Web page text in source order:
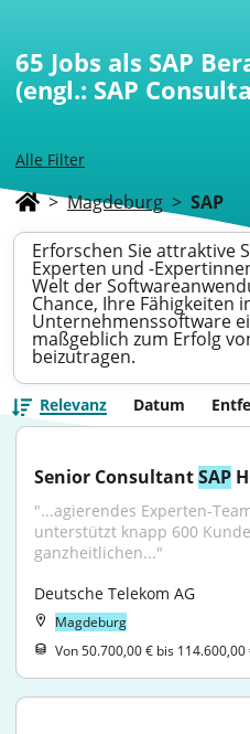
Alle Filter
65 Jobs als SAP
(engl.: SAP
> Magdeburg > SAP
Erforschen Sie attraktive
Experten und -
Welt der
Chance, Ihre Fähigkeiten
Unternehmenssoftware
maßgeblich zum Erfolg
beizutragen.
Relevanz Datum
Senior Consultant SAP
"...agierendes Experten-
unterstützt knapp 600
ganzheitlichen..."
Deutsche Telekom AG
Magdeburg
Von 50.700,00 € bis 114.600,00